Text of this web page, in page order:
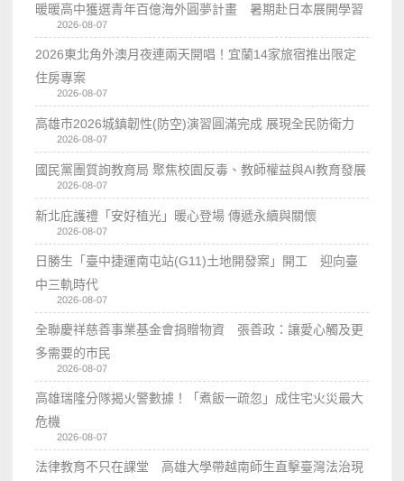
暖暖高中獲選青年百億海外圓夢計畫 暑期赴日本展開學習
2026-08-07
2026東北角外澳月夜連兩天開唱！宜蘭14家旅宿推出限定
住房專案
2026-08-07
高雄市2026城鎮韌性(防空)演習圓滿完成 展現全民防衛力
2026-08-07
國民黨團質詢教育局 聚焦校園反毒、教師權益與AI教育發展
2026-08-07
新北庇護禮「安好植光」暖心登場 傳遞永續與關懷
2026-08-07
日勝生「臺中捷運南屯站(G11)土地開發案」開工 迎向臺
中三軌時代
2026-08-07
全聯慶祥慈善事業基金會捐贈物資 張善政：讓愛心觸及更
多需要的市民
2026-08-07
高雄瑞隆分隊揭火警數據！「煮飯一疏忽」成住宅火災最大
危機
2026-08-07
法律教育不只在課堂 高雄大學帶越南師生直擊臺灣法治現